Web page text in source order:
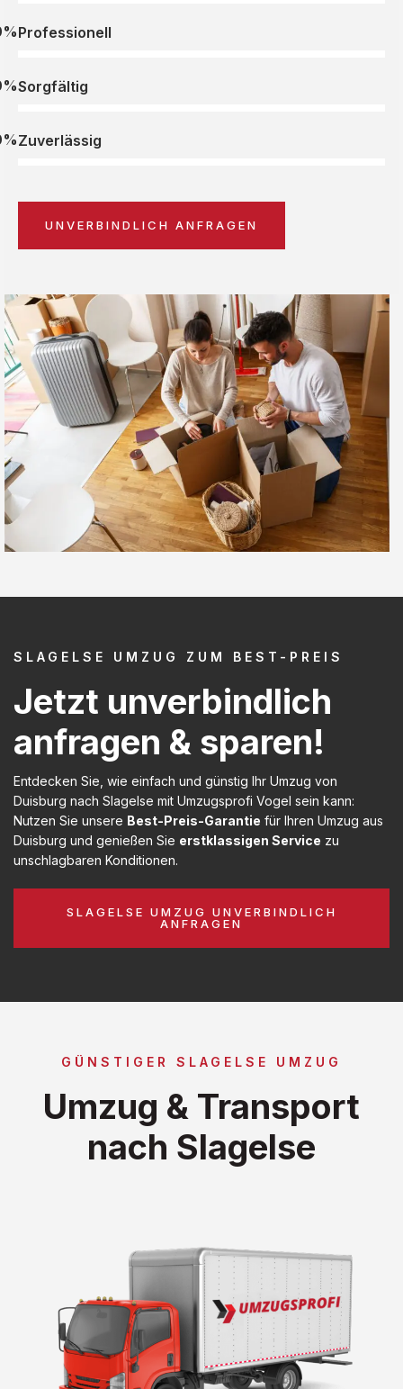
Professionell
Sorgfältig
Zuverlässig
UNVERBINDLICH ANFRAGEN
SLAGELSE UMZUG ZUM BEST-PREIS
Jetzt unverbindlich
anfragen & sparen!
Entdecken Sie, wie einfach und günstig Ihr Umzug von
Duisburg nach Slagelse mit Umzugsprofi Vogel sein kann:
Nutzen Sie unsere Best-Preis-Garantie für Ihren Umzug aus
Duisburg und genießen Sie erstklassigen Service zu
unschlagbaren Konditionen.
SLAGELSE UMZUG UNVERBINDLICH
ANFRAGEN
GÜNSTIGER SLAGELSE UMZUG
Umzug & Transport
nach Slagelse